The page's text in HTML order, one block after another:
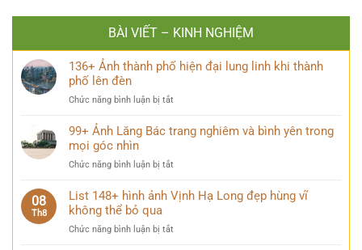
BÀI VIẾT – KINH NGHIỆM
136+ Ảnh thành phố hiện đại lung linh khi thành
phố lên đèn
Chức năng bình luận bị tắt
Ảnh
thành
hiện
lung
99+ Ảnh Lăng Bác trang nghiêm và bình yên trong
mọi góc nhìn
Chức năng bình luận bị tắt
Ảnh
Lăng
trang
08
Th8
List 148+ hình ảnh Vịnh Hạ Long đẹp hùng vĩ
không thể bỏ qua
Chức năng bình luận bị tắt